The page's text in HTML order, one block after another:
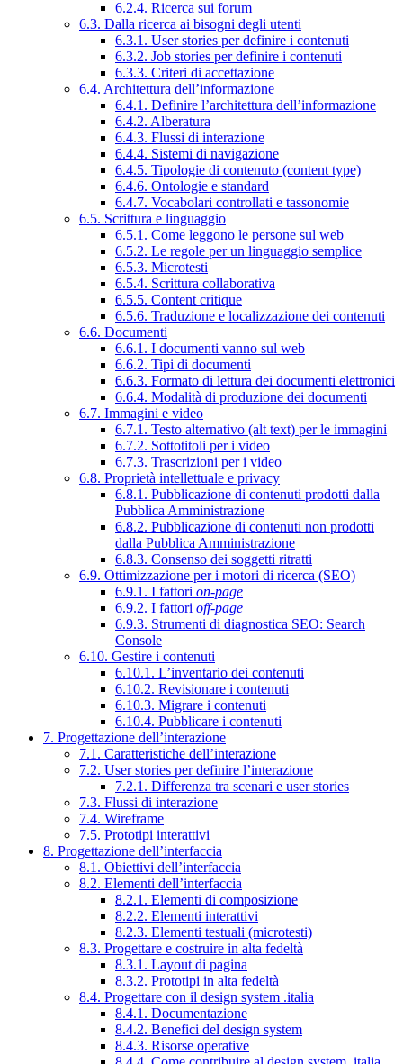
6.2.4. Ricerca sui forum
6.3. Dalla ricerca ai bisogni degli utenti
6.3.1. User stories per definire i contenuti
6.3.2. Job stories per definire i contenuti
6.3.3. Criteri di accettazione
6.4. Architettura dell’informazione
6.4.1. Definire l’architettura dell’informazione
6.4.2. Alberatura
6.4.3. Flussi di interazione
6.4.4. Sistemi di navigazione
6.4.5. Tipologie di contenuto (content type)
6.4.6. Ontologie e standard
6.4.7. Vocabolari controllati e tassonomie
6.5. Scrittura e linguaggio
6.5.1. Come leggono le persone sul web
6.5.2. Le regole per un linguaggio semplice
6.5.3. Microtesti
6.5.4. Scrittura collaborativa
6.5.5. Content critique
6.5.6. Traduzione e localizzazione dei contenuti
6.6. Documenti
6.6.1. I documenti vanno sul web
6.6.2. Tipi di documenti
6.6.3. Formato di lettura dei documenti elettronici
6.6.4. Modalità di produzione dei documenti
6.7. Immagini e video
6.7.1. Testo alternativo (alt text) per le immagini
6.7.2. Sottotitoli per i video
6.7.3. Trascrizioni per i video
6.8. Proprietà intellettuale e privacy
6.8.1. Pubblicazione di contenuti prodotti dalla
Pubblica Amministrazione
6.8.2. Pubblicazione di contenuti non prodotti
dalla Pubblica Amministrazione
6.8.3. Consenso dei soggetti ritratti
6.9. Ottimizzazione per i motori di ricerca (SEO)
6.9.1. I fattori on-page
6.9.2. I fattori off-page
6.9.3. Strumenti di diagnostica SEO: Search
Console
6.10. Gestire i contenuti
6.10.1. L’inventario dei contenuti
6.10.2. Revisionare i contenuti
6.10.3. Migrare i contenuti
6.10.4. Pubblicare i contenuti
7. Progettazione dell’interazione
7.1. Caratteristiche dell’interazione
7.2. User stories per definire l’interazione
7.2.1. Differenza tra scenari e user stories
7.3. Flussi di interazione
7.4. Wireframe
7.5. Prototipi interattivi
8. Progettazione dell’interfaccia
8.1. Obiettivi dell’interfaccia
8.2. Elementi dell’interfaccia
8.2.1. Elementi di composizione
8.2.2. Elementi interattivi
8.2.3. Elementi testuali (microtesti)
8.3. Progettare e costruire in alta fedeltà
8.3.1. Layout di pagina
8.3.2. Prototipi in alta fedeltà
8.4. Progettare con il design system .italia
8.4.1. Documentazione
8.4.2. Benefici del design system
8.4.3. Risorse operative